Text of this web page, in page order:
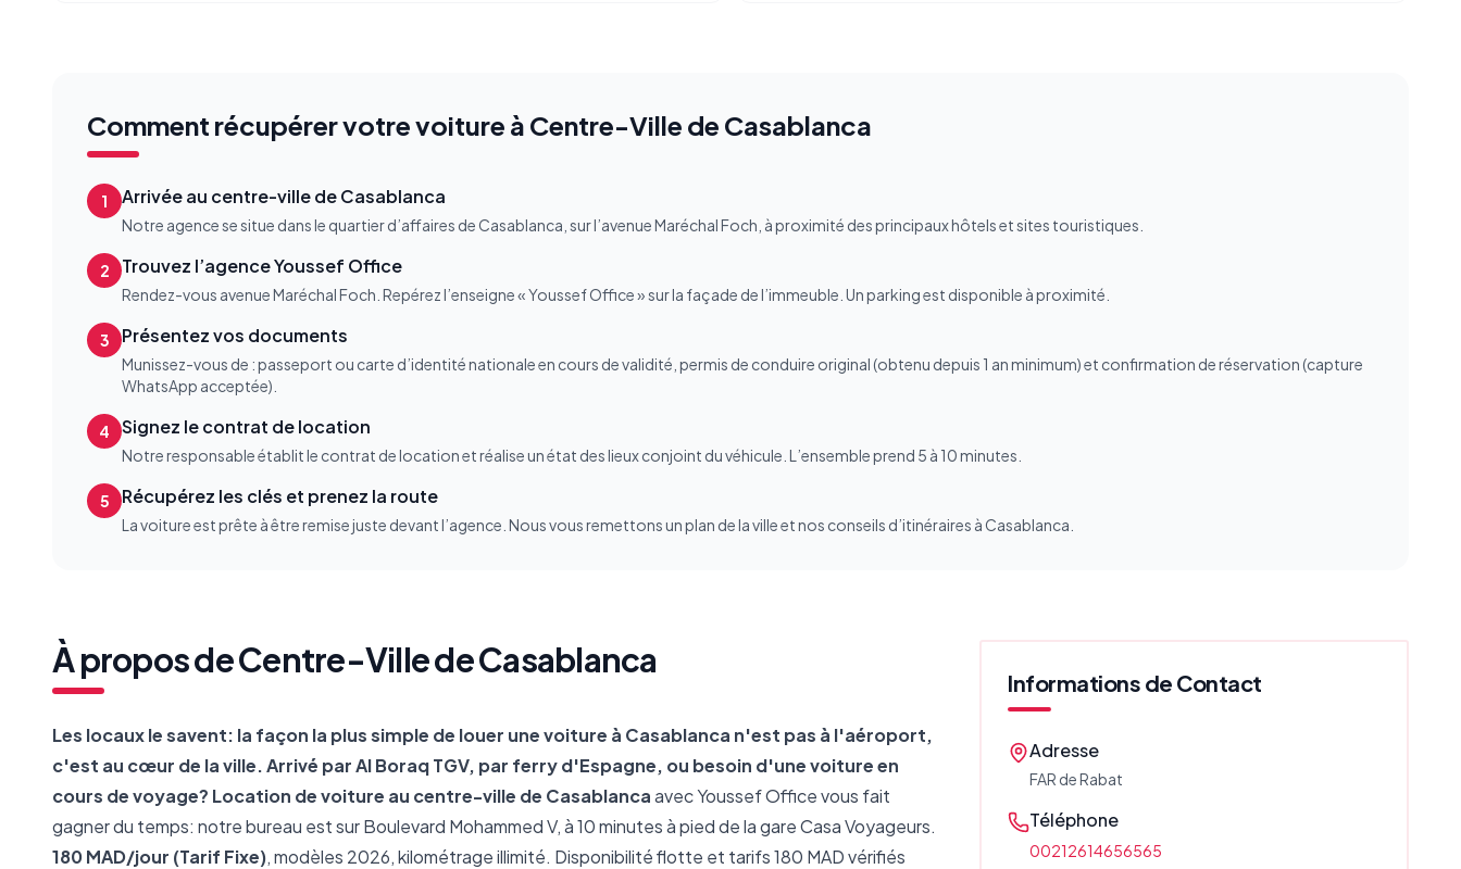
Comment récupérer votre voiture à Centre-Ville de Casablanca
1 Arrivée au centre-ville de Casablanca
Notre agence se situe dans le quartier d’affaires de Casablanca, sur l’avenue Maréchal Foch, à proximité des principaux hôtels et sites touristiques.
2 Trouvez l’agence Youssef Office
Rendez-vous avenue Maréchal Foch. Repérez l’enseigne « Youssef Office » sur la façade de l’immeuble. Un parking est disponible à proximité.
3 Présentez vos documents
Munissez-vous de : passeport ou carte d’identité nationale en cours de validité, permis de conduire original (obtenu depuis 1 an minimum) et confirmation de réservation (capture
WhatsApp acceptée).
4 Signez le contrat de location
Notre responsable établit le contrat de location et réalise un état des lieux conjoint du véhicule. L’ensemble prend 5 à 10 minutes.
5 Récupérez les clés et prenez la route
La voiture est prête à être remise juste devant l’agence. Nous vous remettons un plan de la ville et nos conseils d’itinéraires à Casablanca.
À propos deCentre-Ville de Casablanca
Les locaux le savent: la façon la plus simple de louer une voiture à Casablanca n'est pas à l'aéroport,
c'est au cœur de la ville. Arrivé par Al Boraq TGV, par ferry d'Espagne, ou besoin d'une voiture en
cours de voyage? Location de voiture au centre-ville de Casablancaavec Youssef Office vous fait
gagner du temps: notre bureau est sur Boulevard Mohammed V, à 10 minutes à pied de la gare Casa Voyageurs.
180 MAD/jour (Tarif Fixe), modèles 2026, kilométrage illimité. Disponibilité flotte et tarifs 180 MAD vérifiés
Informations de Contact
Adresse
FAR de Rabat
Téléphone
00212614656565